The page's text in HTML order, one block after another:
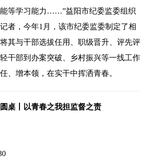
等学习能力……”益阳市纪委监委组织
者，今年1月，该市纪委监委制定了相
其与干部选拔任用、职级晋升、评先评
干部到办案突破、乡村振兴等一线工作
、增本领，在实干中挥洒青春。
桌丨以青春之我担监督之责